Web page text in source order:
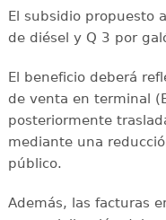
El subsidio propuesto
de diésel y Q 3 por
El beneficio deberá
de venta en terminal
posteriormente
mediante una
público.
Además, las facturas